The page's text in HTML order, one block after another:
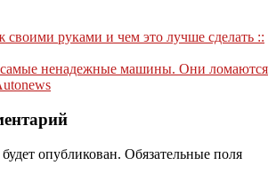
своими руками и чем это лучше сделать ::
самые ненадежные машины. Они ломаются
опубликован. Обязательные поля